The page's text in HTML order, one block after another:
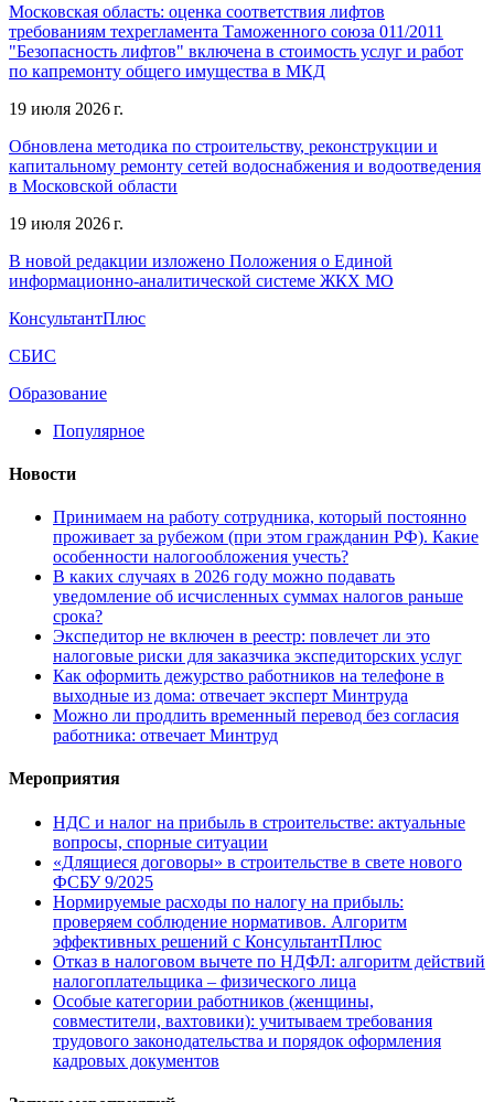
Московская область: оценка соответствия лифтов
требованиям техрегламента Таможенного союза 011/2011
"Безопасность лифтов" включена в стоимость услуг и работ
по капремонту общего имущества в МКД
19 июля 2026 г.
Обновлена методика по строительству, реконструкции и
капитальному ремонту сетей водоснабжения и водоотведения
в Московской области
19 июля 2026 г.
В новой редакции изложено Положения о Единой
информационно-аналитической системе ЖКХ МО
КонсультантПлюс
СБИС
Образование
Популярное
Новости
Принимаем на работу сотрудника, который постоянно
проживает за рубежом (при этом гражданин РФ). Какие
особенности налогообложения учесть?
В каких случаях в 2026 году можно подавать
уведомление об исчисленных суммах налогов раньше
срока?
Экспедитор не включен в реестр: повлечет ли это
налоговые риски для заказчика экспедиторских услуг
Как оформить дежурство работников на телефоне в
выходные из дома: отвечает эксперт Минтруда
Можно ли продлить временный перевод без согласия
работника: отвечает Минтруд
Мероприятия
НДС и налог на прибыль в строительстве: актуальные
вопросы, спорные ситуации
«Длящиеся договоры» в строительстве в свете нового
ФСБУ 9/2025
Нормируемые расходы по налогу на прибыль:
проверяем соблюдение нормативов. Алгоритм
эффективных решений с КонсультантПлюс
Отказ в налоговом вычете по НДФЛ: алгоритм действий
налогоплательщика – физического лица
Особые категории работников (женщины,
совместители, вахтовики): учитываем требования
трудового законодательства и порядок оформления
кадровых документов